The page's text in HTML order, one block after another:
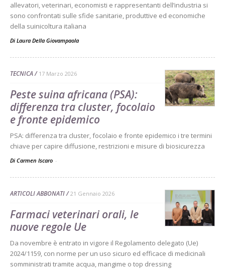
allevatori, veterinari, economisti e rappresentanti dell’industria si
sono confrontati sulle sfide sanitarie, produttive ed economiche
della suinicoltura italiana
Di Laura Della Giovampaola
TECNICA 17 Marzo 2026
Peste suina africana (PSA):
differenza tra cluster, focolaio
e fronte epidemico
PSA: differenza tra cluster, focolaio e fronte epidemico i tre termini
chiave per capire diffusione, restrizioni e misure di biosicurezza
Di Carmen Iscaro -
ARTICOLI ABBONATI 21 Gennaio 2026
Farmaci veterinari orali, le
nuove regole Ue
Da novembre è entrato in vigore il Regolamento delegato (Ue)
2024/1159, con norme per un uso sicuro ed efficace di medicinali
somministrati tramite acqua, mangime o top dressing